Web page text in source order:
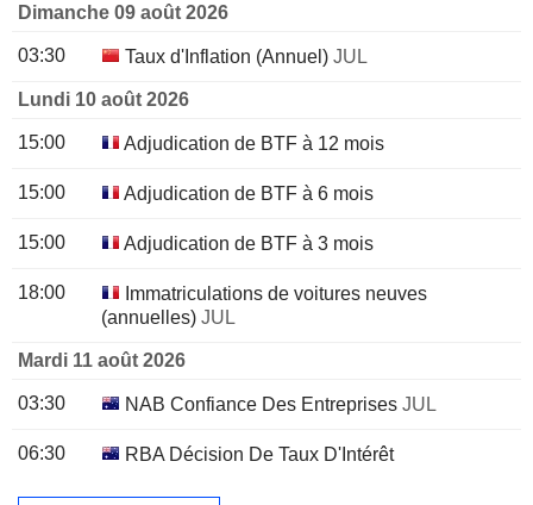
Dimanche 09 août 2026
03:30 Taux d'Inflation (Annuel) JUL
Lundi 10 août 2026
15:00 Adjudication de BTF à 12 mois
15:00 Adjudication de BTF à 6 mois
15:00 Adjudication de BTF à 3 mois
18:00
Immatriculations de voitures neuves
(annuelles) JUL
Mardi 11 août 2026
03:30 NAB Confiance Des Entreprises JUL
06:30 RBA Décision De Taux D'Intérêt